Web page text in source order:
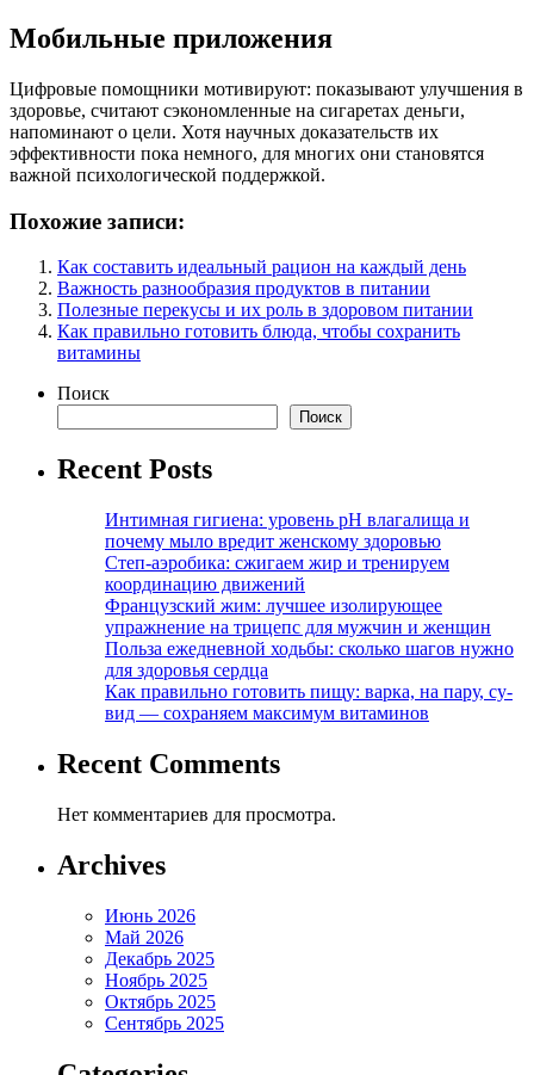
Мобильные приложения
Цифровые помощники мотивируют: показывают улучшения в
здоровье, считают сэкономленные на сигаретах деньги,
напоминают о цели. Хотя научных доказательств их
эффективности пока немного, для многих они становятся
важной психологической поддержкой.
Похожие записи:
Как составить идеальный рацион на каждый день
Важность разнообразия продуктов в питании
Полезные перекусы и их роль в здоровом питании
Как правильно готовить блюда, чтобы сохранить
витамины
Поиск
Поиск
Recent Posts
Интимная гигиена: уровень pH влагалища и
почему мыло вредит женскому здоровью
Степ-аэробика: сжигаем жир и тренируем
координацию движений
Французский жим: лучшее изолирующее
упражнение на трицепс для мужчин и женщин
Польза ежедневной ходьбы: сколько шагов нужно
для здоровья сердца
Как правильно готовить пищу: варка, на пару, су-
вид — сохраняем максимум витаминов
Recent Comments
Нет комментариев для просмотра.
Archives
Июнь 2026
Май 2026
Декабрь 2025
Ноябрь 2025
Октябрь 2025
Сентябрь 2025